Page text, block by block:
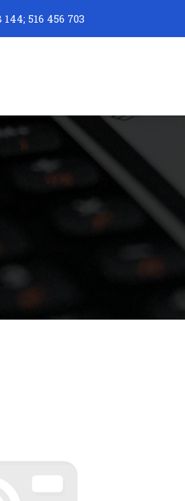
144; 516 456 703